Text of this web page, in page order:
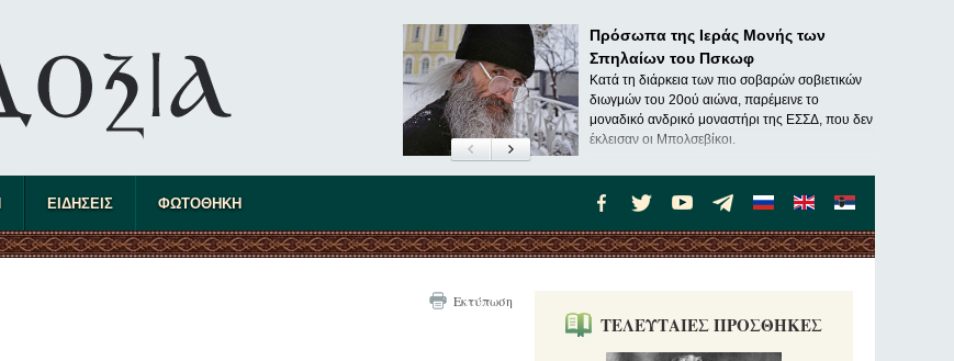
Πρόσωπα της Ιεράς Μονής των
Σπηλαίων του Πσκωφ
Κατά τη διάρκεια των πιο σοβαρών σοβιετικών
διωγμών του 20ού αιώνα, παρέμεινε το
μοναδικό ανδρικό μοναστήρι της ΕΣΣΔ, που δεν
έκλεισαν οι Μπολσεβίκοι.
ΕΙΔΗΣΕΙΣ ΦΩΤΟΘΗΚΗ
Εκτύπωση
ΤΕΛΕΥΤΑΙΕΣ ΠΡΟΣΘΗΚΕΣ